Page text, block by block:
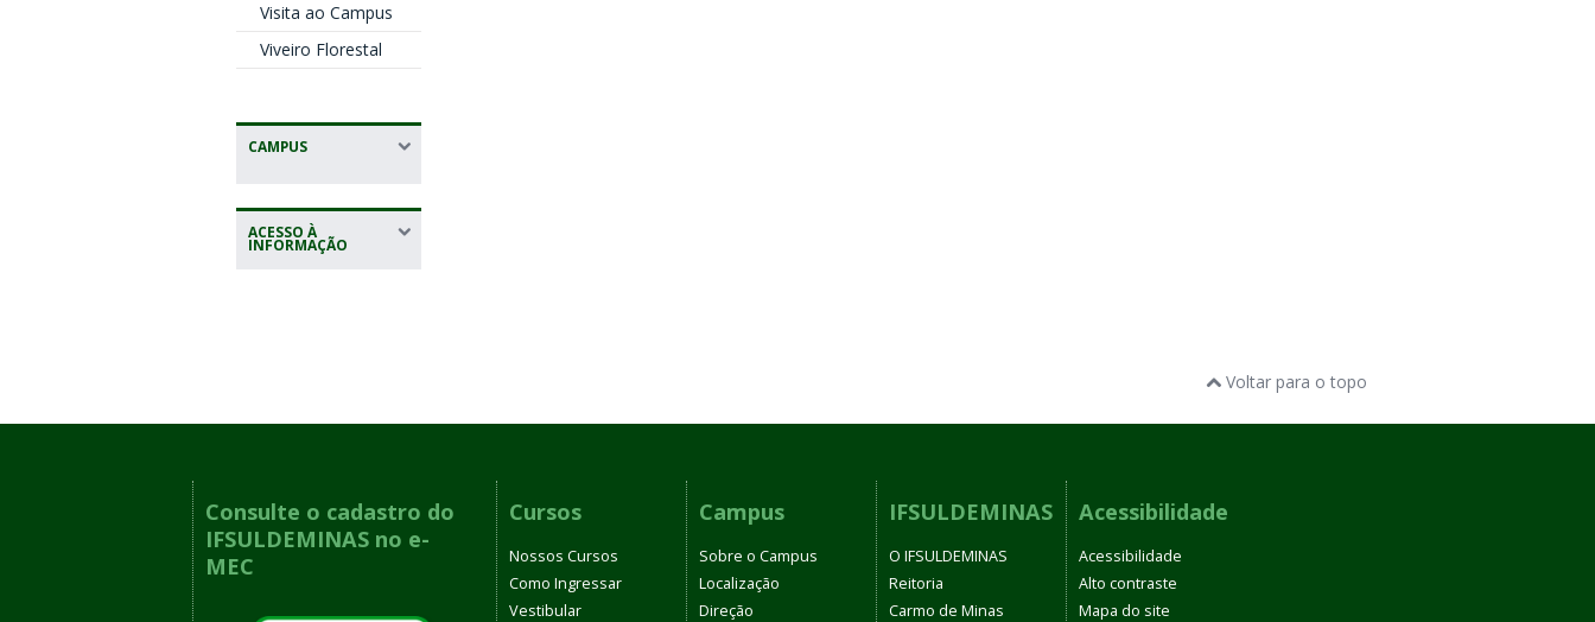
Visita ao Campus
Viveiro Florestal
CAMPUS
ACESSO À
INFORMAÇÃO
Voltar para o topo
Consulte o cadastro do
IFSULDEMINAS no e-
MEC
Cursos
Nossos Cursos
Como Ingressar
Vestibular
Campus
Sobre o Campus
Localização
Direção
IFSULDEMINAS
O IFSULDEMINAS
Reitoria
Carmo de Minas
Acessibilidade
Acessibilidade
Alto contraste
Mapa do site